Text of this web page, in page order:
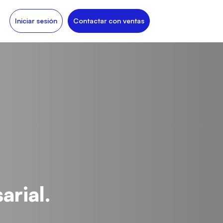
Iniciar sesión Contactar con ventas